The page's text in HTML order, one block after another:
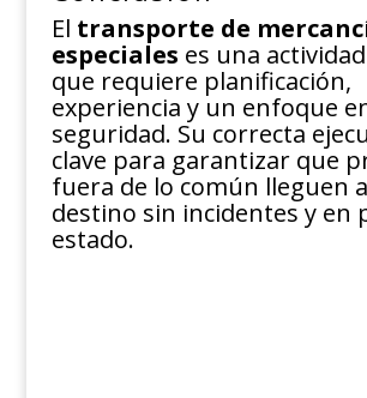
El transporte de
especiales es una
que requiere planificación,
experiencia y un enfoque
seguridad. Su correcta
clave para garantizar que
fuera de lo común lleguen
destino sin incidentes y en
estado.